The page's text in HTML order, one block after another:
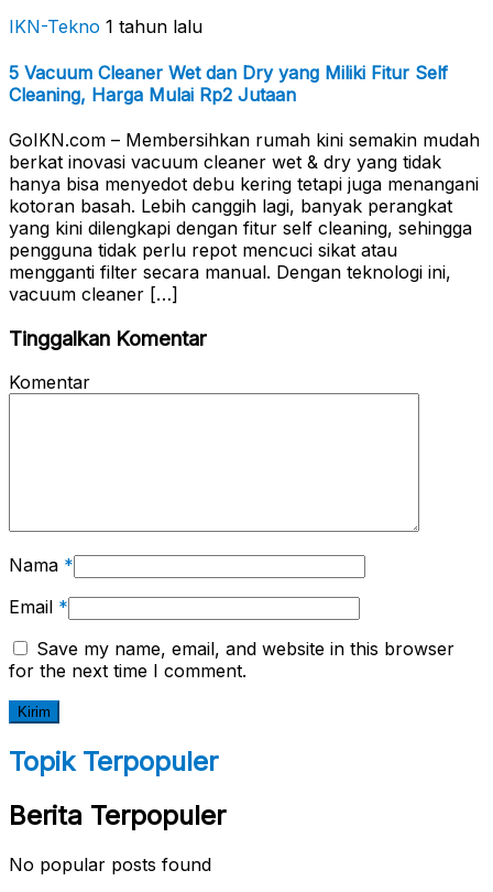
IKN-Tekno 1 tahun lalu
5 Vacuum Cleaner Wet dan Dry yang Miliki Fitur Self
Cleaning, Harga Mulai Rp2 Jutaan
GoIKN.com – Membersihkan rumah kini semakin mudah
berkat inovasi vacuum cleaner wet & dry yang tidak
hanya bisa menyedot debu kering tetapi juga menangani
kotoran basah. Lebih canggih lagi, banyak perangkat
yang kini dilengkapi dengan fitur self cleaning, sehingga
pengguna tidak perlu repot mencuci sikat atau
mengganti filter secara manual. Dengan teknologi ini,
vacuum cleaner […]
Tinggalkan Komentar
Komentar
Nama *
Email *
Save my name, email, and website in this browser
for the next time I comment.
Topik Terpopuler
Berita Terpopuler
No popular posts found